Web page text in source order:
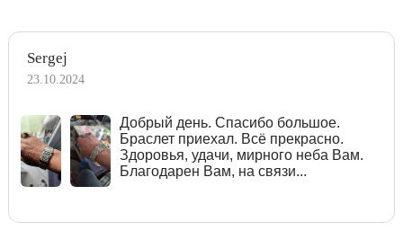
Sergej
23.10.2024
Добрый день. Спасибо большое.
Браслет приехал. Всё прекрасно.
Здоровья, удачи, мирного неба Вам.
Благодарен Вам, на связи...